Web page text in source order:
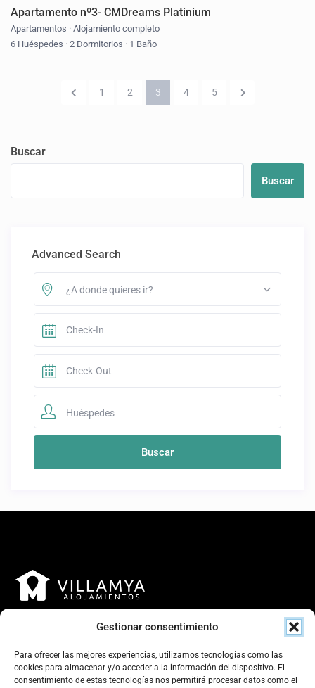
Gestionar consentimiento
Para ofrecer las mejores experiencias, utilizamos tecnologías como las
cookies para almacenar y/o acceder a la información del dispositivo. El
consentimiento de estas tecnologías nos permitirá procesar datos como el
Apartamento nº3- CMDreams Platinium
Apartamentos · Alojamiento completo
6 Huéspedes · 2 Dormitorios · 1 Baño
1 2 3 4 5
Buscar
Buscar
Advanced Search
¿A donde quieres ir?
Huéspedes